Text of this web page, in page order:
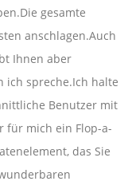
gesamte
anschlagen.Auch
Ihnen aber
ich spreche.Ich halte
Benutzer mit
für mich ein Flop-a-
das Sie